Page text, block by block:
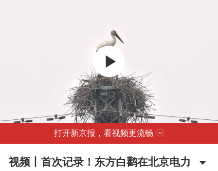
打开新京报，看视频更流畅
视频丨首次记录！东方白鹳在北京电力